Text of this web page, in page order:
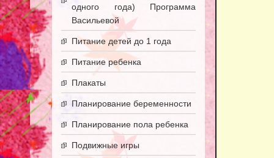
одного года) Программа
Васильевой
Питание детей до 1 года
Питание ребенка
Плакаты
Планирование беременности
Планирование пола ребенка
Подвижные игры